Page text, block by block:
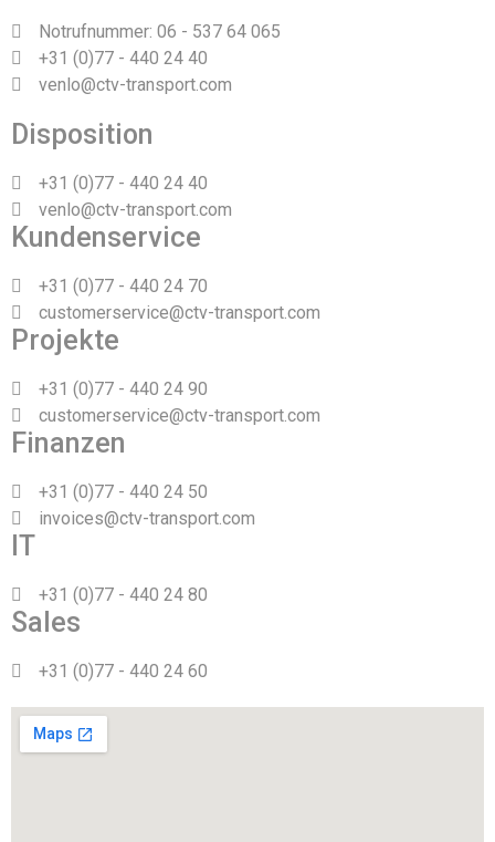
Notrufnummer: 06 - 537 64 065
+31 (0)77 - 440 24 40
venlo@ctv-transport.com
Disposition
+31 (0)77 - 440 24 40
venlo@ctv-transport.com
Kundenservice
+31 (0)77 - 440 24 70
customerservice@ctv-transport.com
Projekte
+31 (0)77 - 440 24 90
customerservice@ctv-transport.com
Finanzen
+31 (0)77 - 440 24 50
invoices@ctv-transport.com
IT
+31 (0)77 - 440 24 80
Sales
+31 (0)77 - 440 24 60